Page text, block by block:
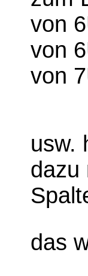
von
von
von
usw.
dazu
das